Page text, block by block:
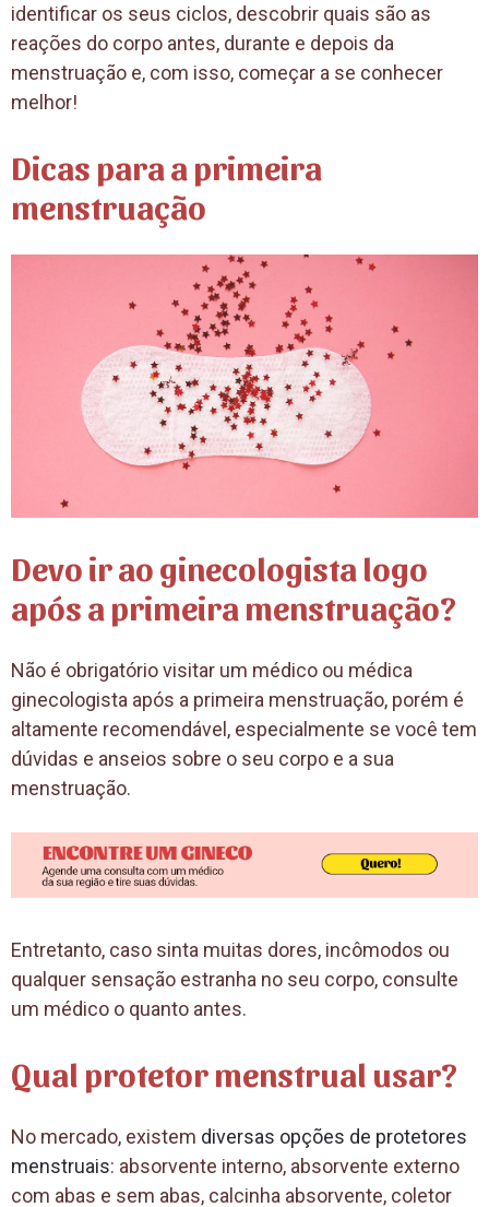
identificar os seus ciclos, descobrir quais são as
reações do corpo antes, durante e depois da
menstruação e, com isso, começar a se conhecer
melhor!
Dicas para a primeira
menstruação
Devo ir ao ginecologista logo
após a primeira menstruação?
Não é obrigatório visitar um médico ou médica
ginecologista após a primeira menstruação, porém é
altamente recomendável, especialmente se você tem
dúvidas e anseios sobre o seu corpo e a sua
menstruação.
Entretanto, caso sinta muitas dores, incômodos ou
qualquer sensação estranha no seu corpo, consulte
um médico o quanto antes.
Qual protetor menstrual usar?
No mercado, existem diversas opções de protetores
menstruais: absorvente interno, absorvente externo
com abas e sem abas, calcinha absorvente, coletor